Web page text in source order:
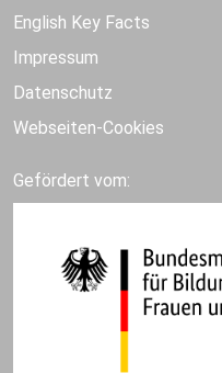
English Key Facts
Impressum
Datenschutz
Webseiten-Cookies
Gefördert vom: